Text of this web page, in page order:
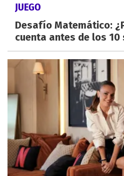
JUEGO
Desafío Matemático:
cuenta antes de los 10